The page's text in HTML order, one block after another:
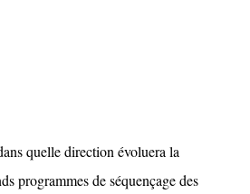
quelle direction évoluera la
programmes de séquençage des